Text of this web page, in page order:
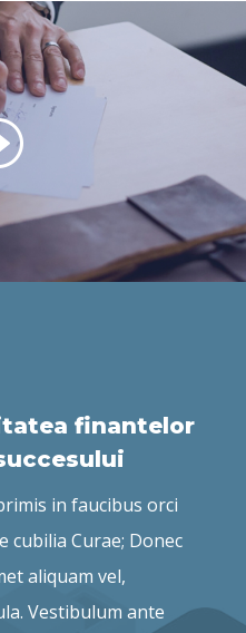
finantelor
in faucibus orci
cubilia Curae; Donec
aliquam vel,
Vestibulum ante